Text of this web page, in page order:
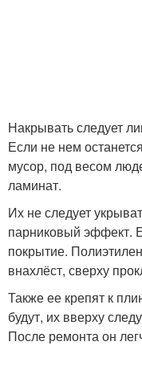
Накрывать следует
Если не нем
мусор, под весом
ламинат.
Их не следует
парниковый эффект.
покрытие.
внахлёст, сверху
Также ее крепят к
будут, их вверху
После ремонта он